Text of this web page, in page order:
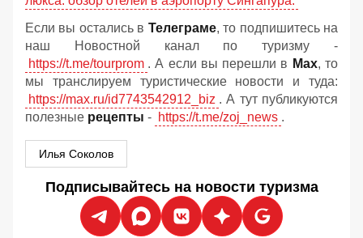
Если вы остались в Телеграме, то подпишитесь на
наш Новостной канал по туризму -
https://t.me/tourprom . А если вы перешли в Мах, то
мы транслируем туристические новости и туда:
https://max.ru/id7743542912_biz . А тут публикуются
полезные рецепты - https://t.me/zoj_news .
Илья Соколов
Подписывайтесь на новости туризма